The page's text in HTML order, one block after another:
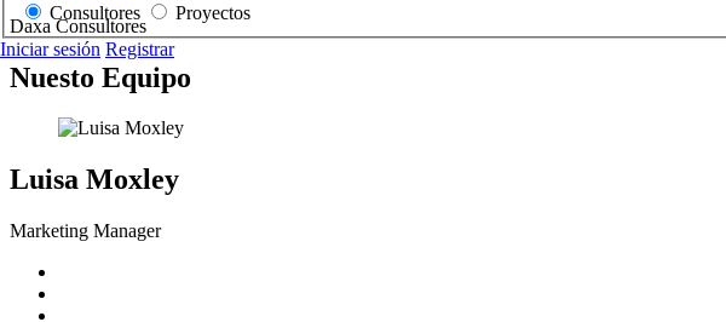
Consultores
Proyectos
Iniciar sesión Registrar
Daxa Consultores
Nuesto Equipo
Luisa Moxley
Marketing Manager